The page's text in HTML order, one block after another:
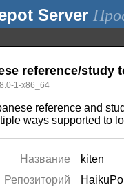
reference/study
1-x86_64
reference and
ways supported to
Название
kiten
Репозиторий